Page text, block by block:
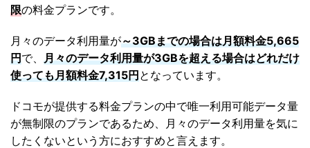
限の料金プランです。
月々のデータ利用量が～3GBまでの場合は月額料金5,665
円で、 月々のデータ利用量が3GBを超える場合はどれだけ
使っても月額料金7,315円となっています。
ドコモが提供する料金プランの中で唯一利用可能データ量
が無制限のプランであるため、月々のデータ利用量を気に
したくないという方におすすめと言えます。